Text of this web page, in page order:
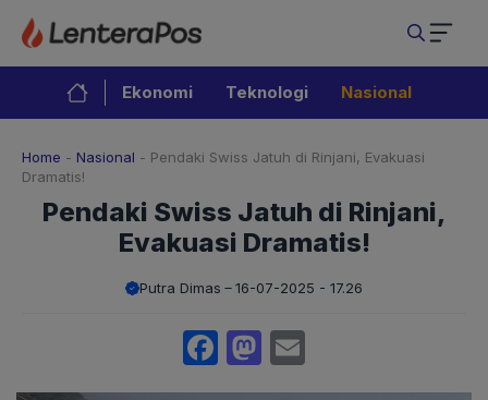
Langsung
isi
Ekonomi Teknologi Nasional
Home - Nasional - Pendaki Swiss Jatuh di Rinjani, Evakuasi
Dramatis!
Pendaki Swiss Jatuh di Rinjani,
Evakuasi Dramatis!
Putra Dimas 16-07-2025 - 17.26
Facebook
Mastodon